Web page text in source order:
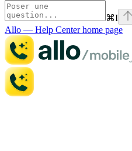
⌘I
Allo — Help Centerhome page